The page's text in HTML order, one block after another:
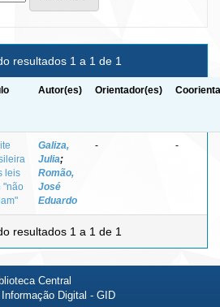
resultados 1 a 1 de 1
Autor(es) Orientador(es)
leis
"não
Galiza,
Julia;
Romão,
José
Eduardo
- -
resultados 1 a 1 de 1
Central
Digital - GID